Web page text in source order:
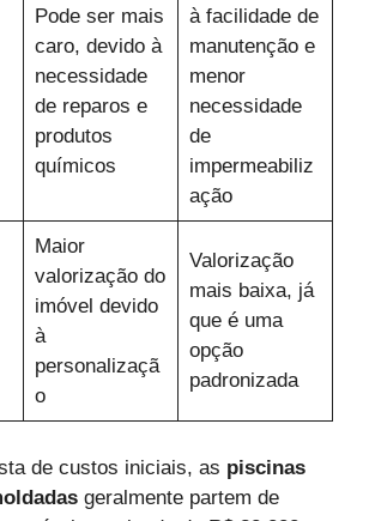
Pode ser mais
caro, devido à
necessidade
de reparos e
produtos
químicos
à facilidade de
manutenção e
menor
necessidade
de
impermeabiliz
ação
Maior
valorização do
imóvel devido
à
personalizaçã
o
Valorização
mais baixa, já
que é uma
opção
padronizada
de custos iniciais, as piscinas
geralmente partem de